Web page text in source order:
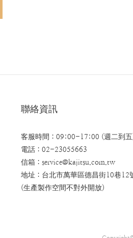
聯絡資訊
客服時間：09:00-17:00 (週二到
電話：02-23055663
信箱： service@kajitsu.com.tw
地址：台北市萬華區德昌街10巷12
(生產製作空間不對外開放)